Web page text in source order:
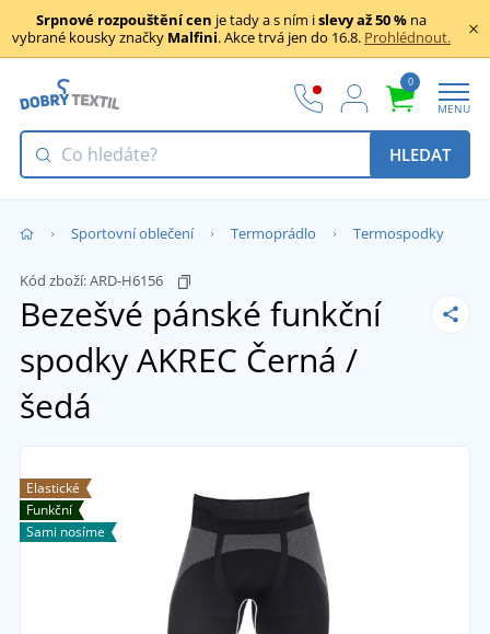
Srpnové rozpouštění cen je tady a s ním islevy až 50 % na
vybrané kousky značky Malfini. Akce trvá jen do 16.8. Prohlédnout.
0
MENU
HLEDAT
Sportovní oblečení Termoprádlo Termospodky
Kód zboží:ARD-H6156
Bezešvé pánské funkční
spodky AKREC Černá /
šedá
Elastické
Funkční
Sami nosíme